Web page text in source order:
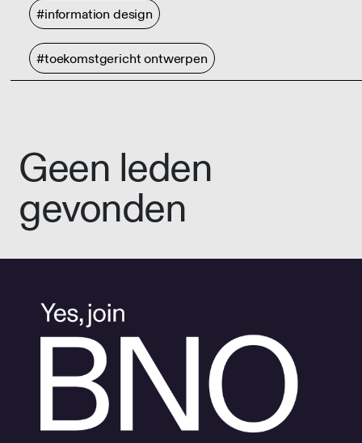
#information design
#toekomstgericht ontwerpen
Geen leden
gevonden